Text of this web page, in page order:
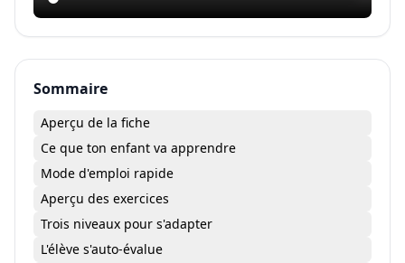
Sommaire
Aperçu de la fiche
Ce que ton enfant va apprendre
Mode d'emploi rapide
Aperçu des exercices
Trois niveaux pour s'adapter
L'élève s'auto-évalue